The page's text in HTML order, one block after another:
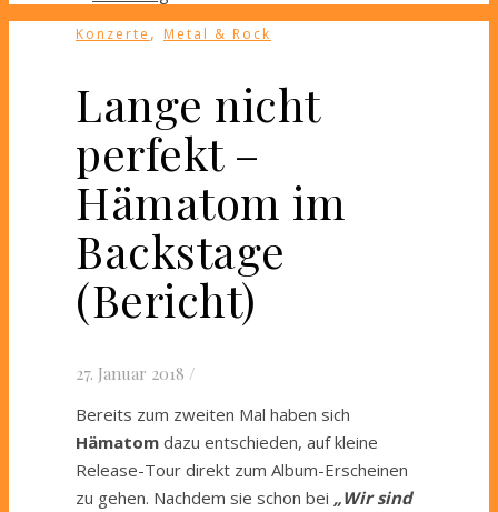
Konzerte , Metal & Rock
Lange nicht
perfekt –
Hämatom im
Backstage
(Bericht)
27. Januar 2018 /
Bereits zum zweiten Mal haben sich
Hämatom dazu entschieden, auf kleine
Release-Tour direkt zum Album-Erscheinen
zu gehen. Nachdem sie schon bei „Wir sind